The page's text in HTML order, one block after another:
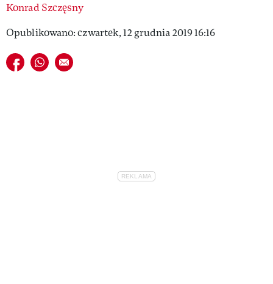
Konrad Szczęsny
Opublikowano: czwartek, 12 grudnia 2019 16:16
Udostępnij na facebook
Udostępnij na whatsapp
E-mail do przyjaciela